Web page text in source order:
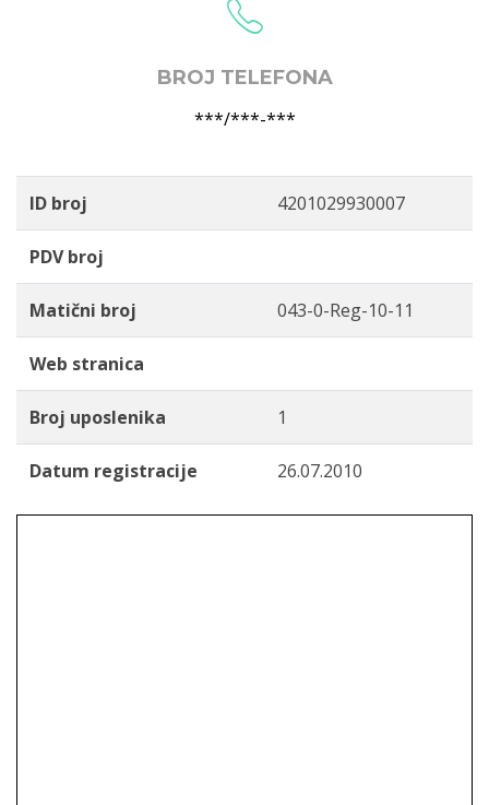
BROJ TELEFONA
***/***-***
ID broj 4201029930007
PDV broj
Matični broj 043-0-Reg-10-11
Web stranica
Broj uposlenika 1
Datum registracije 26.07.2010